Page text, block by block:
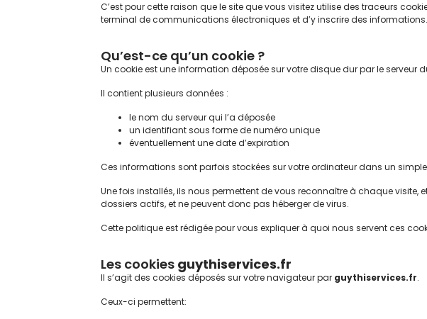
C’est pour cette raison que le site que vous visitez utilise des traceurs
terminal de communications électroniques et d’y inscrire des informations.
Qu’est-ce qu’un cookie ?
Un cookie est une information déposée sur votre disque dur par le serveur
Il contient plusieurs données :
le nom du serveur qui l’a déposée
un identifiant sous forme de numéro unique
éventuellement une date d’expiration
Ces informations sont parfois stockées sur votre ordinateur dans un
Une fois installés, ils nous permettent de vous reconnaître à chaque
dossiers actifs, et ne peuvent donc pas héberger de virus.
Cette politique est rédigée pour vous expliquer à quoi nous servent ces
Les cookies guythiservices.fr
Il s’agit des cookies déposés sur votre navigateur par guythiservices.fr.
Ceux-ci permettent: